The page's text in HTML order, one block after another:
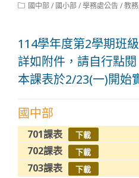
Post國中部/ 國小部/學務處公告/教
114學年度第2學期班
詳如附件，請自行點閱
本課表於2/23(一)開始
國中部
701課表 下載
702課表 下載
703課表 下載